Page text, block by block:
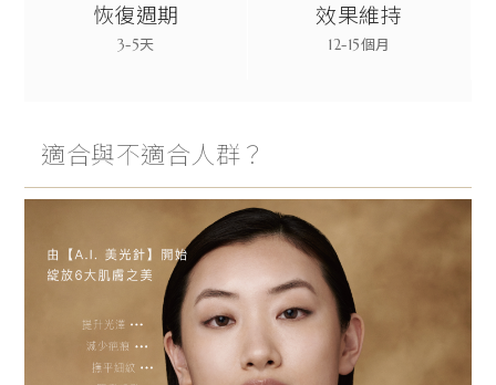
恢復週期
3-5天
效果維持
12-15個月
適合與不適合人群？